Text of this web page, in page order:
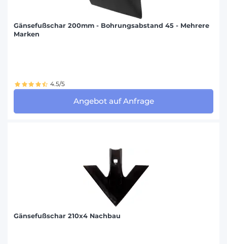
Gänsefußschar 200mm - Bohrungsabstand 45 - Mehrere
Marken
4.5/5
Angebot auf Anfrage
Gänsefußschar 210x4 Nachbau